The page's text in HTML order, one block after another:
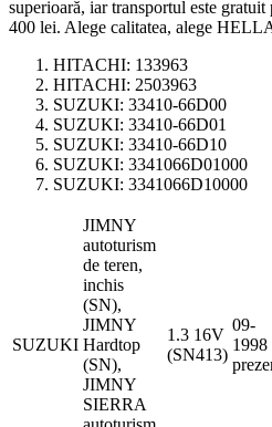
superioară, iar transportul este gratuit
400 lei. Alege calitatea, alege
HITACHI: 133963
HITACHI: 2503963
SUZUKI: 33410-66D00
SUZUKI: 33410-66D01
SUZUKI: 33410-66D10
SUZUKI: 3341066D01000
SUZUKI: 3341066D10000
SUZUKI
JIMNY
autoturism
de teren,
inchis
(SN),
JIMNY
Hardtop
(SN),
JIMNY
SIERRA
1.3 16V
(SN413)
09-
1998